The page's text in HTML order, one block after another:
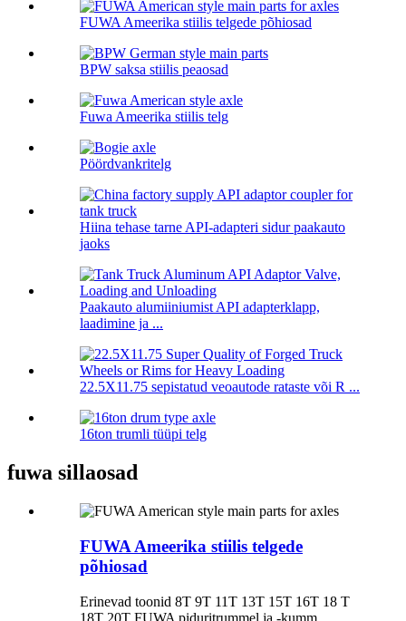
FUWA Ameerika stiilis telgede põhiosad
BPW saksa stiilis peaosad
Fuwa Ameerika stiilis telg
Pöördvankritelg
Hiina tehase tarne API-adapteri sidur paakauto
jaoks
Paakauto alumiiniumist API adapterklapp,
laadimine ja ...
22.5X11.75 sepistatud veoautode rataste või R ...
16ton trumli tüüpi telg
fuwa sillaosad
FUWA Ameerika stiilis telgede
põhiosad
Erinevad toonid 8T 9T 11T 13T 15T 16T 18 T
18T 20T FUWA piduritrummel ja -kumm